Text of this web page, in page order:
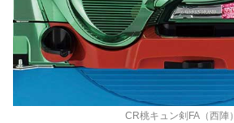
CR桃キュン剣FA（西陣）